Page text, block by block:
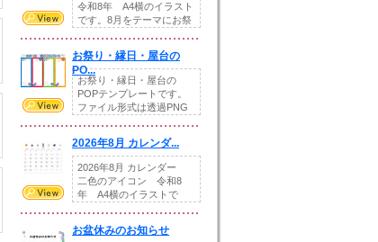
令和8年 A4横のイラスト
です。8月をテーマにお祭
お祭り・縁日・屋台の
PO...
お祭り・縁日・屋台の
POPテンプレートです。
ファイル形式は透過PNG
2026年8月 カレンダ...
2026年8月 カレンダー
二色のアイコン 令和8
年 A4横のイラストで
お盆休みのお知らせ